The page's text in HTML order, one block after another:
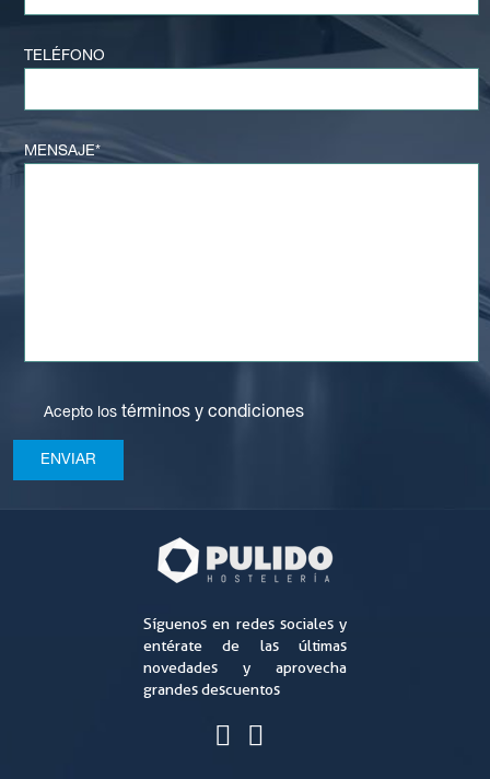
TELÉFONO
MENSAJE*
Acepto lostérminos y condiciones
Síguenos en redes sociales y
entérate de las últimas
novedades y aprovecha
grandes descuentos